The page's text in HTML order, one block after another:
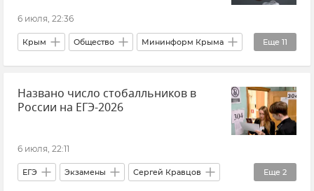
6 июля, 22:36
Еще 11
Крым Общество Мининформ Крыма
Совет эксперта Мобильная связь
Связь Связь в Крыму
Электричество Электросети Крыма
Названо число стобалльников в
России на ЕГЭ-2026
6 июля, 22:11
Еще 2
ЕГЭ Экзамены Сергей Кравцов